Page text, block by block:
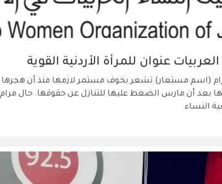
عنوان للمرأة الأردنية القوية
(اسم مستعار) تشعر بخوف مستمر لازمها منذ أن
بعد أن مارس الضغط عليها للتنازل عن حقوقها. حال مرام
النساء